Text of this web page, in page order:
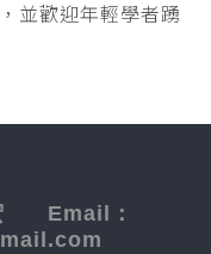
並歡迎年輕學者踴
宏 Email：